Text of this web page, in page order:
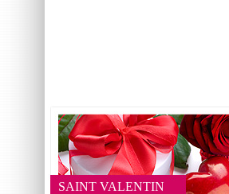
SAINT VALENTIN